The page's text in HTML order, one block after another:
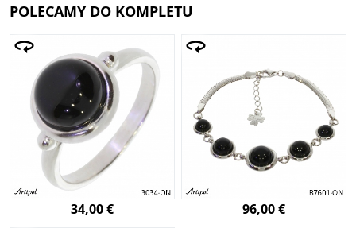
POLECAMY DO KOMPLETU
34,00 € 96,00 €